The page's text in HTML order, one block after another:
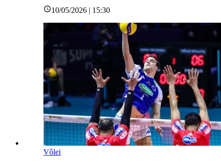
10/05/2026 | 15:30
Vôlei